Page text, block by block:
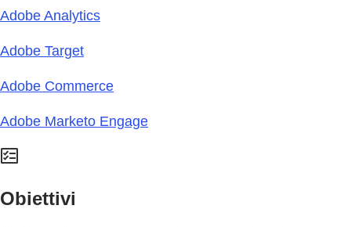
Adobe Analytics
Adobe Target
Adobe Commerce
Adobe Marketo Engage
Obiettivi